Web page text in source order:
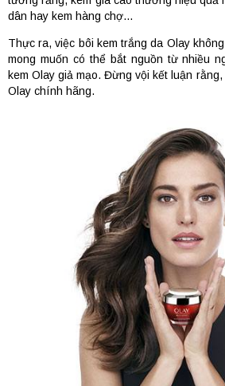
dân hay kem hàng chợ…
Thực ra, việc bôi kem trắng da Olay
mong muốn có thể bắt nguồn từ nhiều
kem Olay giả mạo. Đừng vội kết luận
Olay chính hãng.